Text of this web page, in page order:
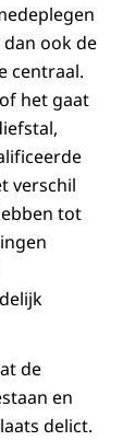
ook de
centraal.
het gaat
verschil
tot
de
en
delict.